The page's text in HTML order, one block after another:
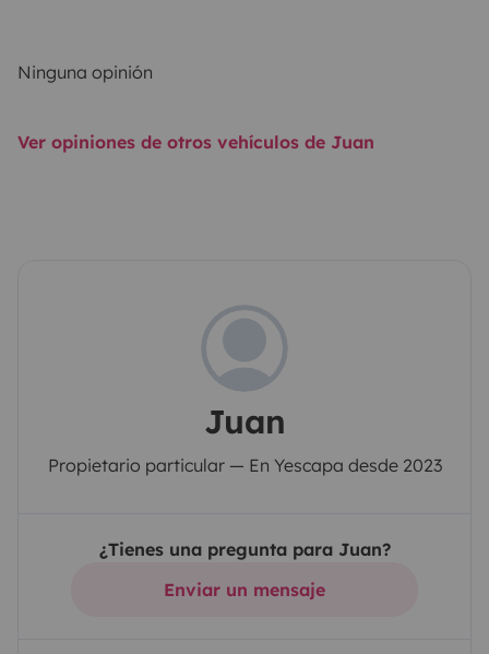
Ninguna opinión
Ver opiniones de otros vehículos de Juan
Juan
Propietario particular — En Yescapa desde 2023
¿Tienes una pregunta para Juan?
Enviar un mensaje